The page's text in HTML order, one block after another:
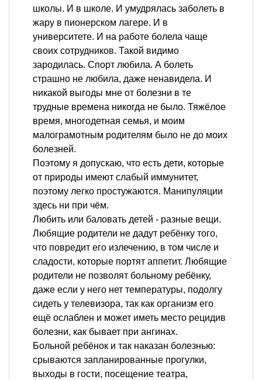
школы. И в школе. И умудрялась заболеть в
жару в пионерском лагере. И в
университете. И на работе болела чаще
своих сотрудников. Такой видимо
зародилась. Спорт любила. А болеть
страшно не любила, даже ненавидела. И
никакой выгоды мне от болезни в те
трудные времена никогда не было. Тяжёлое
время, многодетная семья, и моим
малограмотным родителям было не до моих
болезней.
Поэтому я допускаю, что есть дети, которые
от природы имеют слабый иммунитет,
поэтому легко простужаются. Манипуляции
здесь ни при чём.
Любить или баловать детей - разные вещи.
Любящие родители не дадут ребёнку того,
что повредит его излечению, в том числе и
сладости, которые портят аппетит. Любящие
родители не позволят больному ребёнку,
даже если у него нет температуры, подолгу
сидеть у телевизора, так как организм его
ещё ослаблен и может иметь место рецидив
болезни, как бывает при ангинах.
Больной ребёнок и так наказан болезнью:
срываются запланированные прогулки,
выходы в гости, посещение театра,